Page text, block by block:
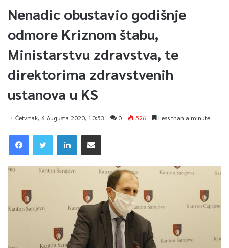
Nenadic obustavio godišnje
odmore Kriznom štabu,
Ministarstvu zdravstva, te
direktorima zdravstvenih
ustanova u KS
Četvrtak, 6 Augusta 2020, 10:53 0 526 Less than a minute